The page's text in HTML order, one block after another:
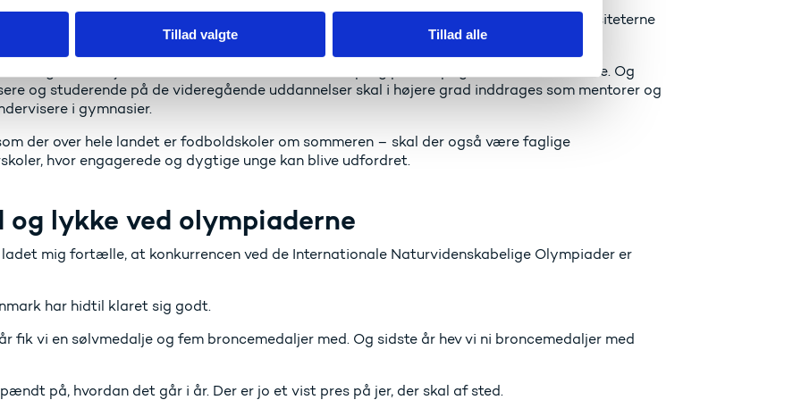
Tillad valgte Tillad alle
gymnasieelever skal efter udenlandsk forbillede have mulighed for at tage fag på universiteterne
videregående uddannelsesinstitutioner.
få godkendt jeres indsats ved eventuelt senere optag på den pågældende uddannelse. Og
og studerende på de videregående uddannelser skal i højere grad inddrages som mentorer og
i gymnasier.
der over hele landet er fodboldskoler om sommeren – skal der også være faglige
hvor engagerede og dygtige unge kan blive udfordret.
og lykke ved olympiaderne
mig fortælle, at konkurrencen ved de Internationale Naturvidenskabelige Olympiader er
har hidtil klaret sig godt.
fik vi en sølvmedalje og fem broncemedaljer med. Og sidste år hev vi ni broncemedaljer med
på, hvordan det går i år. Der er jo et vist pres på jer, der skal af sted.